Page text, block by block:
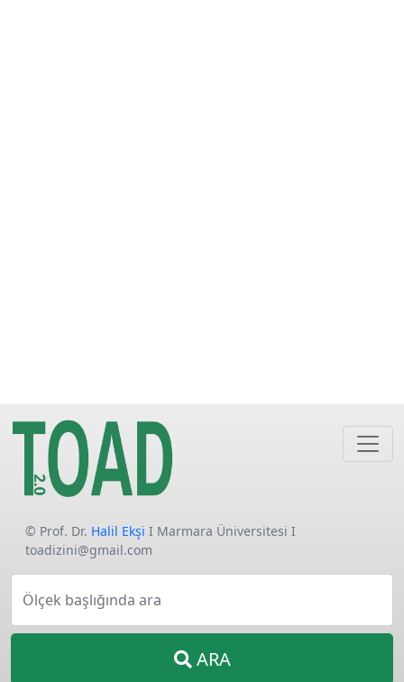
© Prof. Dr. Halil Ekşi I Marmara Üniversitesi I
toadizini@gmail.com
Ölçek başlığında ara
ARA